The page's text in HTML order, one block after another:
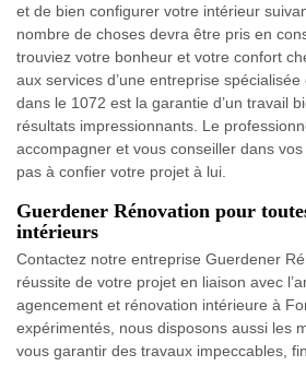
et de bien configurer votre intérieur
nombre de choses devra être pris en
trouviez votre bonheur et votre confort
aux services d’une entreprise
dans le 1072 est la garantie d’un travail
résultats impressionnants. Le
accompagner et vous conseiller dans vos
pas à confier votre projet à lui.
Guerdener Rénovation pour
intérieurs
Contactez notre entreprise Guerdener
réussite de votre projet en liaison avec
agencement et rénovation intérieure à
expérimentés, nous disposons aussi les
vous garantir des travaux impeccables,